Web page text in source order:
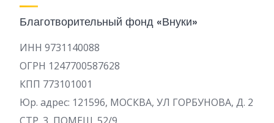
Благотворительный фонд «Внуки»
ИНН 9731140088
ОГРН 1247700587628
КПП 773101001
Юр. адрес: 121596, МОСКВА, УЛ ГОРБУНОВА, Д. 2